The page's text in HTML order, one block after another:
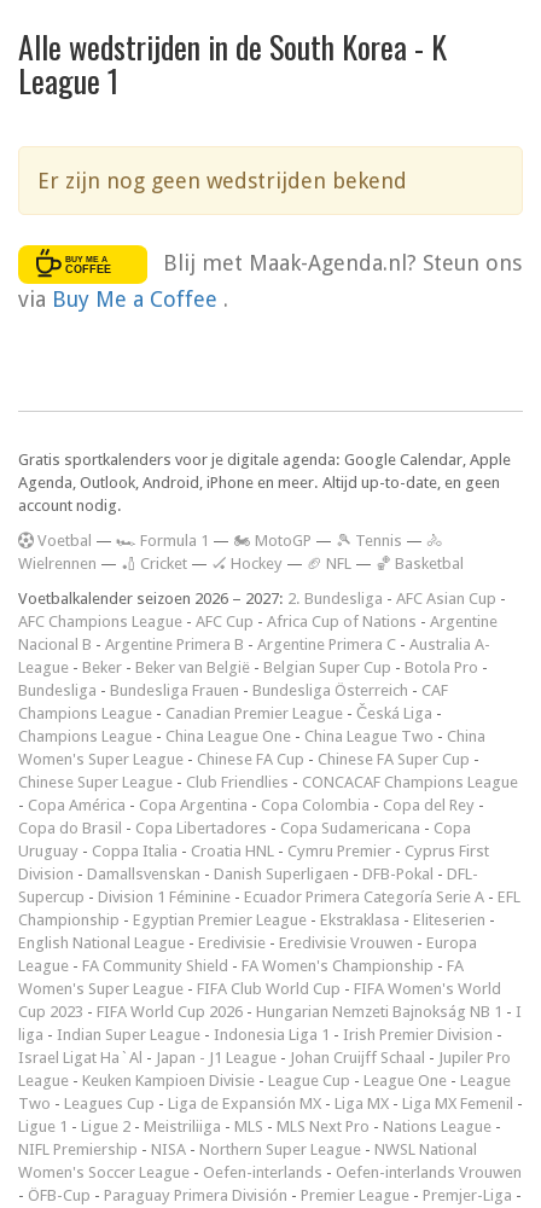
Alle wedstrijden in de South Korea - K
League 1
Er zijn nog geen wedstrijden bekend
Blij met Maak-Agenda.nl? Steun ons
via Buy Me a Coffee .
Gratis sportkalenders voor je digitale agenda: Google Calendar, Apple
Agenda, Outlook, Android, iPhone en meer. Altijd up-to-date, en geen
account nodig.
Voetbal — 🏎️ Formula 1 — 🏍 MotoGP — 🎾 Tennis — 🚴
Wielrennen — 🏏 Cricket — 🏑 Hockey — 🏈 NFL — 🏀 Basketbal
Voetbalkalender seizoen 2026 – 2027: 2. Bundesliga - AFC Asian Cup -
AFC Champions League - AFC Cup - Africa Cup of Nations - Argentine
Nacional B - Argentine Primera B - Argentine Primera C - Australia A-
League - Beker - Beker van België - Belgian Super Cup - Botola Pro -
Bundesliga - Bundesliga Frauen - Bundesliga Österreich - CAF
Champions League - Canadian Premier League - Česká Liga -
Champions League - China League One - China League Two - China
Women's Super League - Chinese FA Cup - Chinese FA Super Cup -
Chinese Super League - Club Friendlies - CONCACAF Champions League
- Copa América - Copa Argentina - Copa Colombia - Copa del Rey -
Copa do Brasil - Copa Libertadores - Copa Sudamericana - Copa
Uruguay - Coppa Italia - Croatia HNL - Cymru Premier - Cyprus First
Division - Damallsvenskan - Danish Superligaen - DFB-Pokal - DFL-
Supercup - Division 1 Féminine - Ecuador Primera Categoría Serie A - EFL
Championship - Egyptian Premier League - Ekstraklasa - Eliteserien -
English National League - Eredivisie - Eredivisie Vrouwen - Europa
League - FA Community Shield - FA Women's Championship - FA
Women's Super League - FIFA Club World Cup - FIFA Women's World
Cup 2023 - FIFA World Cup 2026 - Hungarian Nemzeti Bajnokság NB 1 - I
liga - Indian Super League - Indonesia Liga 1 - Irish Premier Division -
Israel Ligat Ha`Al - Japan - J1 League - Johan Cruijff Schaal - Jupiler Pro
League - Keuken Kampioen Divisie - League Cup - League One - League
Two - Leagues Cup - Liga de Expansión MX - Liga MX - Liga MX Femenil -
Ligue 1 - Ligue 2 - Meistriliiga - MLS - MLS Next Pro - Nations League -
NIFL Premiership - NISA - Northern Super League - NWSL National
Women's Soccer League - Oefen-interlands - Oefen-interlands Vrouwen
- ÖFB-Cup - Paraguay Primera División - Premier League - Premjer-Liga -